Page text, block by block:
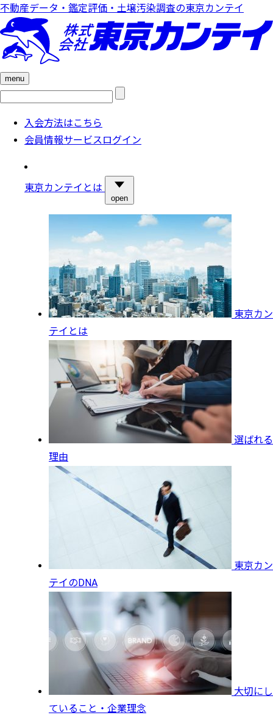
不動産データ・鑑定評価・土壌汚染調査の東京カンテイ
menu
検
入会方法はこちら
会員情報サービスログイン
東京カンテイとは
open
東京カン
テイとは
選ばれる
理由
東京カン
テイのDNA
大切にし
ていること・企業理念